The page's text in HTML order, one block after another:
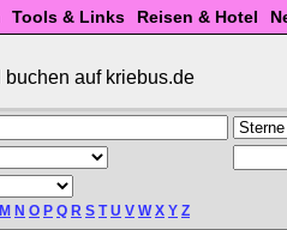
Tools & Links Reisen & Hotel
auf kriebus.de
M N O P Q R S T U V W X Y Z